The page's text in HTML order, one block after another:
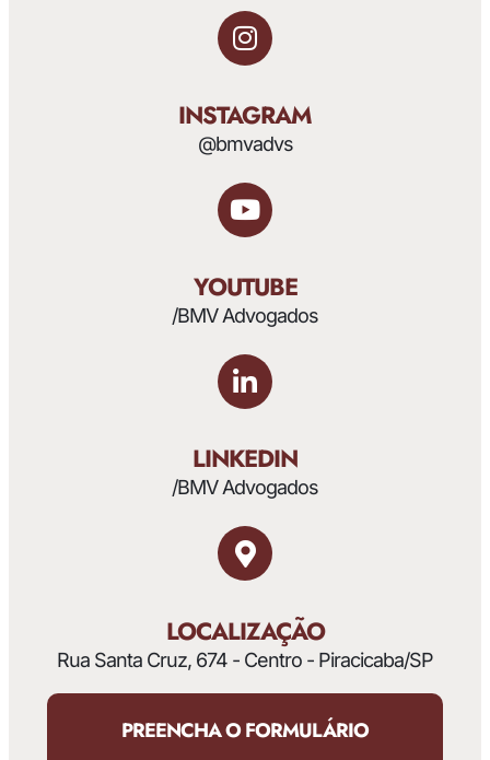
INSTAGRAM
@bmvadvs
YOUTUBE
/BMV Advogados
LINKEDIN
/BMV Advogados
LOCALIZAÇÃO
Rua Santa Cruz, 674 - Centro - Piracicaba/SP
PREENCHA O FORMULÁRIO